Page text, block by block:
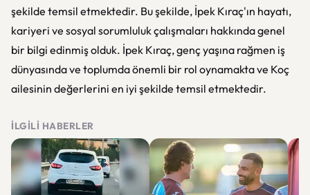
şekilde temsil etmektedir. Bu şekilde, İpek Kıraç'ın hayatı,
kariyeri ve sosyal sorumluluk çalışmaları hakkında genel
bir bilgi edinmiş olduk. İpek Kıraç, genç yaşına rağmen iş
dünyasında ve toplumda önemli bir rol oynamakta ve Koç
ailesinin değerlerini en iyi şekilde temsil etmektedir.
İLGILI HABERLER